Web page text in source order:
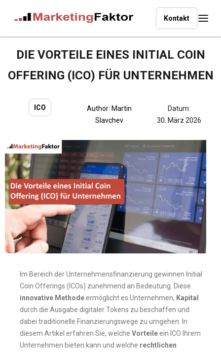
Kontakt
DIE VORTEILE EINES INITIAL COIN
OFFERING (ICO) FÜR UNTERNEHMEN
ICO Author: Martin
Slavchev
Datum:
30. März 2026
Im Bereich der Unternehmensfinanzierung gewinnen Initial
Coin Offerings (ICOs) zunehmend an Bedeutung. Diese
innovative Methodeermöglicht es Unternehmen, Kapital
durch die Ausgabe digitaler Tokens zu beschaffen und
dabei traditionelle Finanzierungswege zu umgehen. In
diesem Artikel erfahren Sie, welche Vorteileein ICO Ihrem
Unternehmen bieten kann und welche rechtlichen